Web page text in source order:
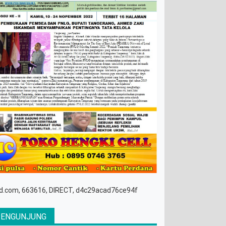
663616, DIRECT, d4c29acad76ce94f